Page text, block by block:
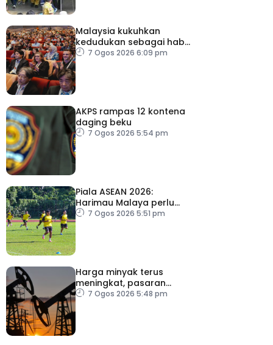
Malaysia kukuhkan
kedudukan sebagai hab
acara perniagaan
7 Ogos 2026 6:09 pm
AKPS rampas 12 kontena
daging beku
7 Ogos 2026 5:54 pm
Piala ASEAN 2026:
Harimau Malaya perlu
lebih agresif
7 Ogos 2026 5:51 pm
Harga minyak terus
meningkat, pasaran
saham merosot ekoran
7 Ogos 2026 5:48 pm